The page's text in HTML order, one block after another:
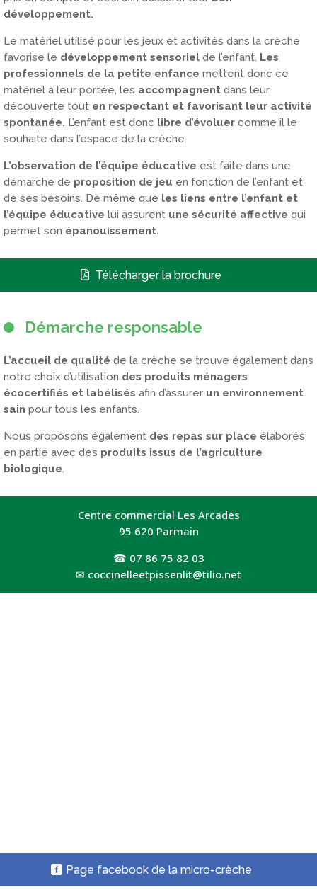
développement.
Le matériel utilisé pour les jeux et activités dans la crèche
favorise le développement sensoriel de l’enfant. Les
professionnels de la petite enfance mettent donc ce
matériel à leur portée, les accompagnent dans leur
découverte tout en respectant et favorisant leur activité
spontanée. L’enfant est donc libre d’évoluer comme il le
souhaite dans l’espace de la crèche.
L’observation de l’équipe éducative est faite dans une
démarche de proposition de jeu en fonction de l’enfant et
de ses besoins. De même que les liens entre l’enfant et
l’équipe éducative lui assurent une sécurité affective qui
permet son épanouissement.
Télécharger la brochure
Démarche responsable
L’accueil de qualité de la crèche se trouve également dans
notre choix d’utilisation des produits ménagers
écocertifiés et labélisés afin d’assurer un environnement
sain pour tous les enfants.
Nous proposons également des repas sur place élaborés
en partie avec des produits issus de l’agriculture
biologique.
Centre commercial Les Arcades
95 620 Parmain
☎ 07 86 75 82 03
✉ coccinelleetpissenlit@tilio.net
Page facebook de la micro-crèche